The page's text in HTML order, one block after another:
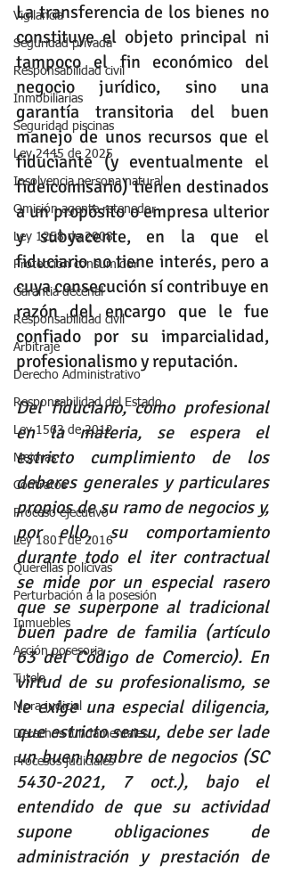
Vigilancia
Seguridad privada
Responsabilidad civil
Inmobiliarias
Seguridad piscinas
Ley 2445 de 2025
Insolvencia persona natural
Omisión agente retenedor
Ley 1258 de 2008
Protección consumidor
Garantia decenal
Responsabilidad civil
Arbitraje
Derecho Administrativo
Responsabilidad del Estado
Ley 1563 de 2012
Mejoras
Contratos
Proceso ejecutivo
Ley 1801 de 2016
Querellas policivas
Perturbación a la posesión
Inmuebles
Acción posesoria
Tutela
Mora judicial
Derechos fundamentales
Procesos judiciales
La transferencia de los bienes no
constituye el objeto principal ni
tampoco el fin económico del
negocio jurídico, sino una
garantía transitoria del buen
manejo de unos recursos que el
fiduciante (y eventualmente el
fideicomisario) tienen destinados
a un propósito o empresa ulterior
y subyacente, en la que el
fiduciario no tiene interés, pero a
cuya consecución sí contribuye en
razón del encargo que le fue
confiado por su imparcialidad,
profesionalismo y reputación.
Del fiduciario, como profesional
en la materia, se espera el
estricto cumplimiento de los
deberes generales y particulares
propios de su ramo de negocios y,
por ello, su comportamiento
durante todo el iter contractual
se mide por un especial rasero
que se superpone al tradicional
buen padre de familia (artículo
63 del Código de Comercio). En
virtud de su profesionalismo, se
le exige una especial diligencia,
que estricto sensu, debe ser lade
un buen hombre de negocios (SC
5430-2021, 7 oct.), bajo el
entendido de que su actividad
supone obligaciones de
administración y prestación de